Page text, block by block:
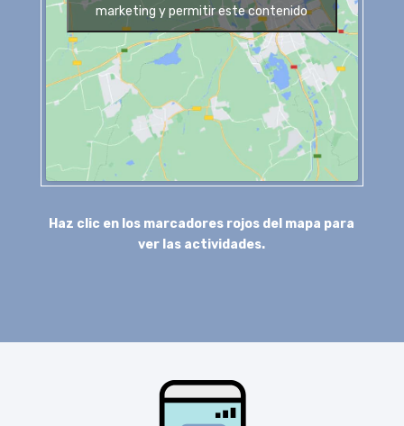
marketing y permitir este contenido
Haz clic en los marcadores rojos del mapa para
ver las actividades.